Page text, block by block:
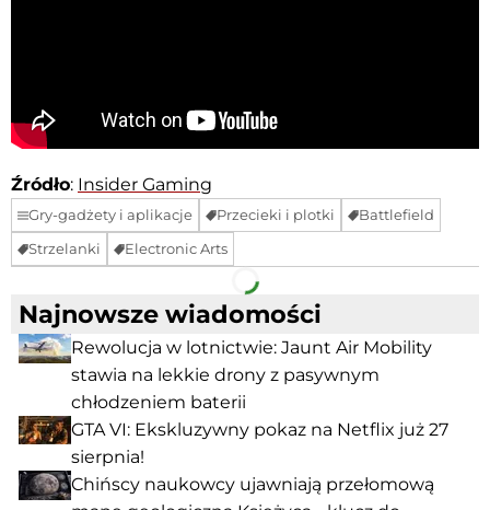
Źródło: Insider Gaming
Gry-gadżety i aplikacje Przecieki i plotki
Battlefield
Strzelanki
Electronic Arts
Facebook Telegram
Najnowsze wiadomości
Rewolucja w lotnictwie: Jaunt Air Mobility
stawia na lekkie drony z pasywnym
chłodzeniem baterii
GTA VI: Ekskluzywny pokaz na Netflix już 27
sierpnia!
Chińscy naukowcy ujawniają przełomową